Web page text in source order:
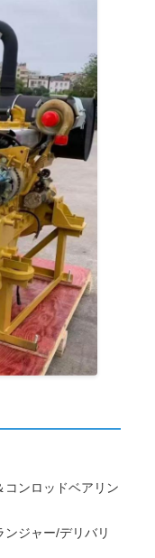
コンロッドベアリン
ジャー/デリバリ